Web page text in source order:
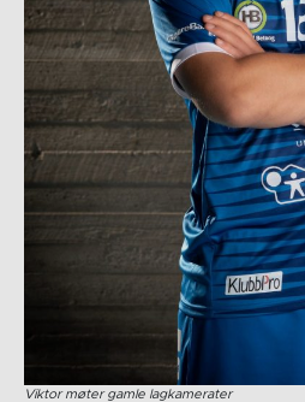
Viktor møter gamle lagkamerater